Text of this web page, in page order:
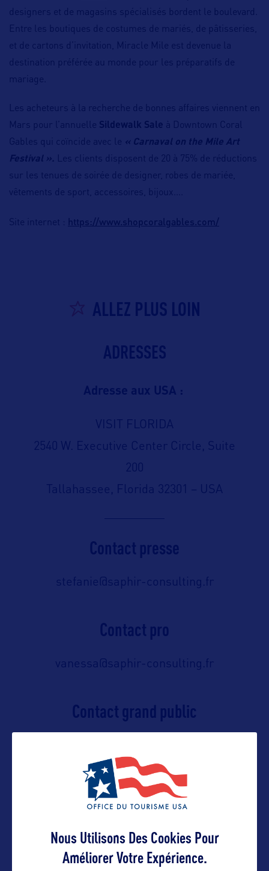
designers et de magasins spécialisés bordent le boulevard.
Entre les boutiques de costumes de mariés, de pâtisseries,
et de cartons d’invitation, Miracle Mile est devenue la
destination préférée au monde pour les préparatifs de
mariage.
Les acheteurs à la recherche de bonnes affaires viennent en
Mars pour l’annuelle Sildewalk Sale à Downtown Coral
Gables qui coïncide avec le « Carnaval on the Mile Art
Festival ». Les clients disposent de 20 à 75% de réductions
sur les tenues de soirée de designer, robes de mariée,
vêtements de sport, accessoires, bijoux….
Site internet : https://www.shopcoralgables.com/
ALLEZ PLUS LOIN
ADRESSES
Adresse aux USA :
VISIT FLORIDA
2540 W. Executive Center Circle, Suite
200
Tallahassee, Florida 32301 – USA
Contact presse
stefanie@saphir-consulting.fr
Contact pro
vanessa@saphir-consulting.fr
Contact grand public
us/contact-us.html
Suivre
Nous Utilisons Des Cookies Pour
Améliorer Votre Expérience.